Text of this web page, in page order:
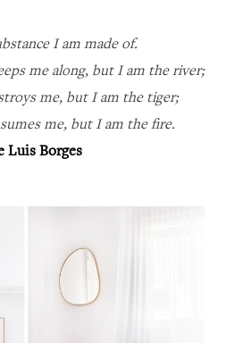
I am made of.
me along, but I am the river;
me, but I am the tiger;
me, but I am the fire.
Luis Borges